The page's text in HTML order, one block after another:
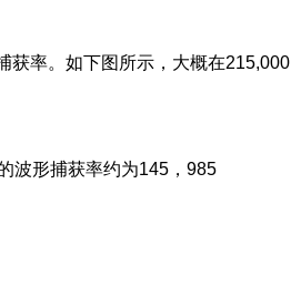
率。如下图所示，大概在215,000
波形捕获率约为145，985